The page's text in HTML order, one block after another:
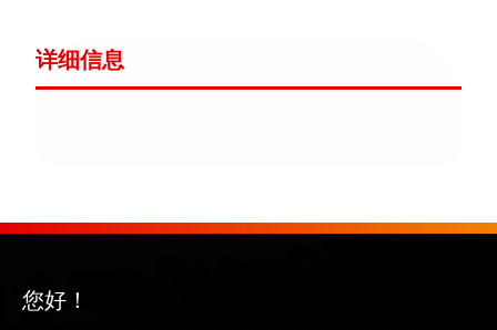
详细信息
您好！